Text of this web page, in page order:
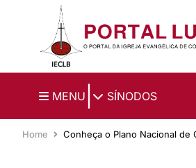
Ir para o conteúdo principal
MENU SÍNODOS
Home Conheça o Plano Nacional de